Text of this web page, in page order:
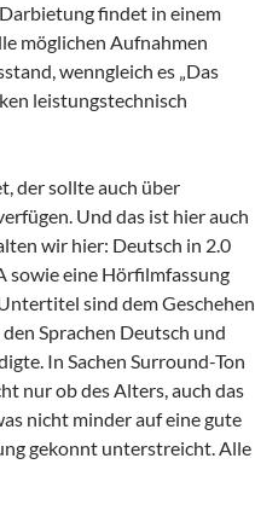
findet in einem
möglichen Aufnahmen
wenngleich es „Das
leistungstechnisch
der sollte auch über
Und das ist hier auch
wir hier: Deutsch in 2.0
sowie eine Hörfilmfassung
sind dem Geschehen
Sprachen Deutsch und
In Sachen Surround-Ton
nur ob des Alters, auch das
nicht minder auf eine gute
gekonnt unterstreicht. Alle